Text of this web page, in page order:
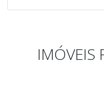
IMÓVEIS